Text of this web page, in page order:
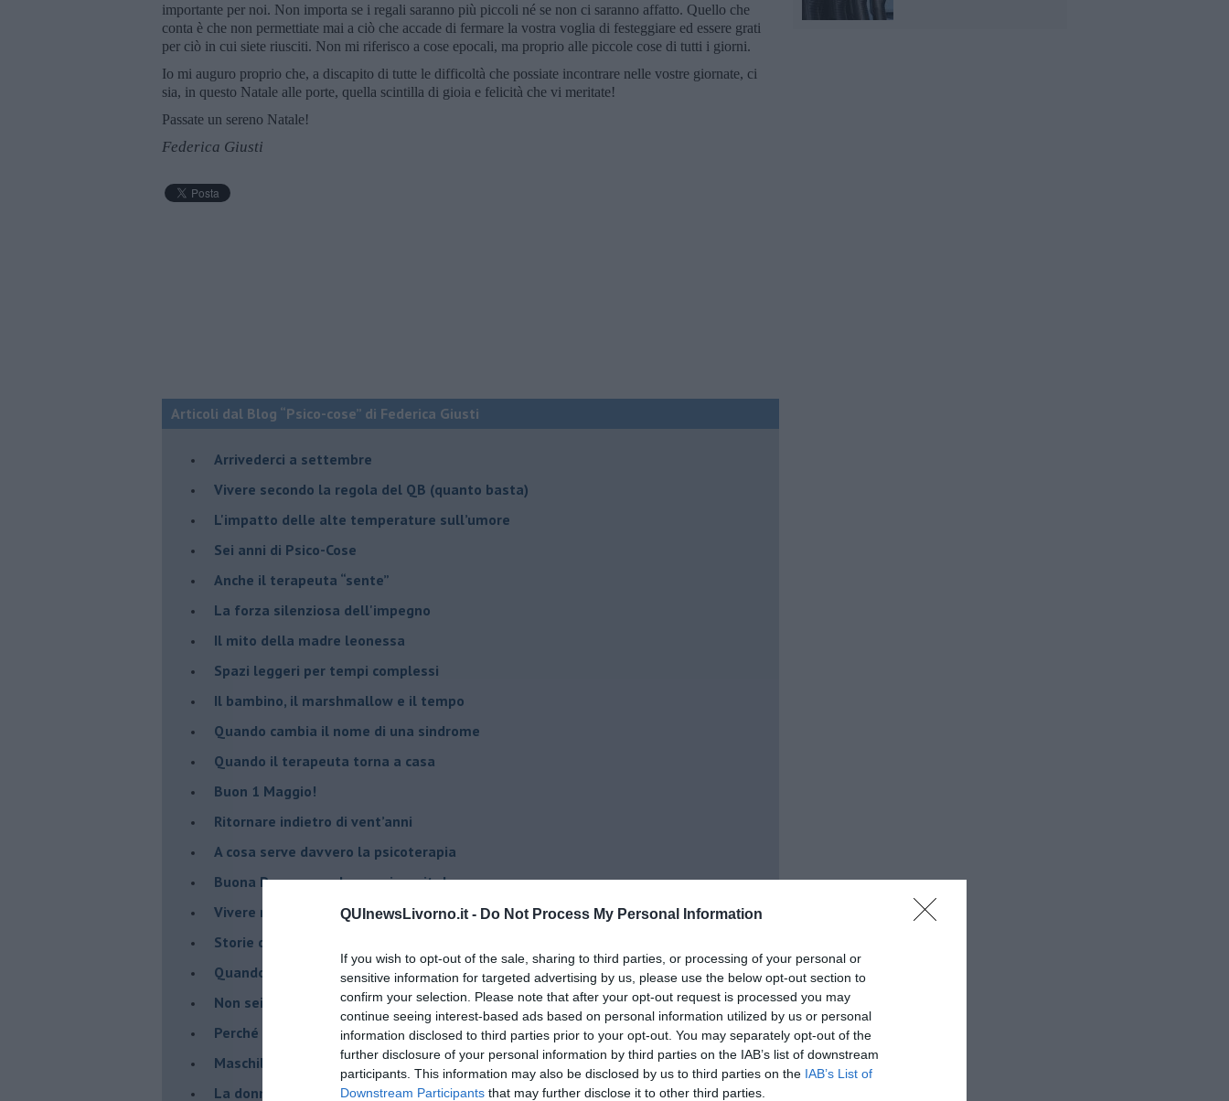
QUInewsLivorno.it - Do Not Process My Personal Information
If you wish to opt-out of the sale, sharing to third parties, or processing of your personal or
sensitive information for targeted advertising by us, please use the below opt-out section to
confirm your selection. Please note that after your opt-out request is processed you may
continue seeing interest-based ads based on personal information utilized by us or personal
information disclosed to third parties prior to your opt-out. You may separately opt-out of the
further disclosure of your personal information by third parties on the IAB’s list of downstream
participants. This information may also be disclosed by us to third parties on the IAB’s List of
Downstream Participants that may further disclose it to other third parties.
importante per noi. Non importa se i regali saranno più piccoli né se non ci saranno affatto. Quello che
conta è che non permettiate mai a ciò che accade di fermare la vostra voglia di festeggiare ed essere grati
per ciò in cui siete riusciti. Non mi riferisco a cose epocali, ma proprio alle piccole cose di tutti i giorni.
Io mi auguro proprio che, a discapito di tutte le difficoltà che possiate incontrare nelle vostre giornate, ci
sia, in questo Natale alle porte, quella scintilla di gioia e felicità che vi meritate!
Passate un sereno Natale!
Federica Giusti
Articoli dal Blog “Psico-cose” di Federica Giusti
​Arrivederci a settembre
​Vivere secondo la regola del QB (quanto basta)
​L'impatto delle alte temperature sull’umore
Sei anni di Psico-Cose
​Anche il terapeuta “sente”
​La forza silenziosa dell'impegno
​Il mito della madre leonessa
Spazi leggeri per tempi complessi
Il bambino, il marshmallow e il tempo
​Quando cambia il nome di una sindrome
​Quando il terapeuta torna a casa
​Buon 1 Maggio!
Ritornare indietro di vent’anni
​A cosa serve davvero la psicoterapia
​Buona Pasqua e … buona rinascita!
​Vivere nell’incertezza
​Storie di rinascita: i Take That
​Quando la rigidità del terapeuta è fondamentale
​Non sei indietro, stai seguendo il tuo tempo
​Perché abbiamo bisogno di Sanremo?
​Maschilismo inconsapevole
​La donna può scegliere di non essere madre!